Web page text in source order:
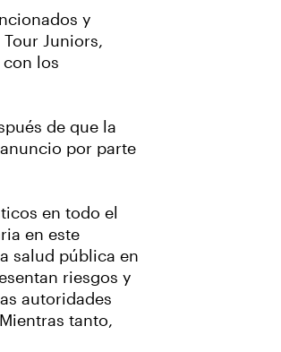
y
Juniors,
con los
de que la
por parte
en todo el
en este
salud pública en
riesgos y
autoridades
tanto,